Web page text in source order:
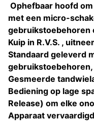
Ophefbaar hoofd
met een micro-
gebruikstoebehoren
Kuip in R.V.S. ,
Standaard geleverd
gebruikstoebehoren,
Gesmeerde
Bediening op lage
Release) om elke
Apparaat